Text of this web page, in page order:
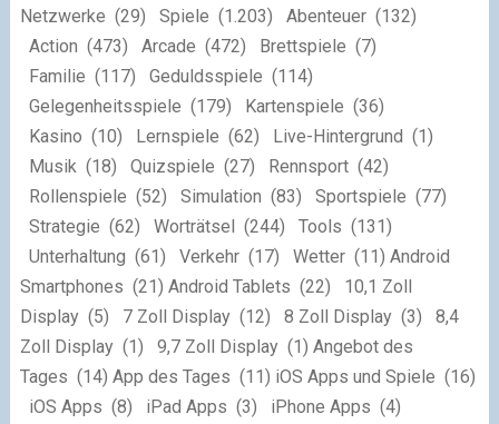
Netzwerke (29) Spiele (1.203) Abenteuer (132)
Action (473) Arcade (472) Brettspiele (7)
Familie (117) Geduldsspiele (114)
Gelegenheitsspiele (179) Kartenspiele (36)
Kasino (10) Lernspiele (62) Live-Hintergrund (1)
Musik (18) Quizspiele (27) Rennsport (42)
Rollenspiele (52) Simulation (83) Sportspiele (77)
Strategie (62) Worträtsel (244) Tools (131)
Unterhaltung (61) Verkehr (17) Wetter (11) Android
Smartphones (21) Android Tablets (22) 10,1 Zoll
Display (5) 7 Zoll Display (12) 8 Zoll Display (3) 8,4
Zoll Display (1) 9,7 Zoll Display (1) Angebot des
Tages (14) App des Tages (11) iOS Apps und Spiele (16)
iOS Apps (8) iPad Apps (3) iPhone Apps (4)